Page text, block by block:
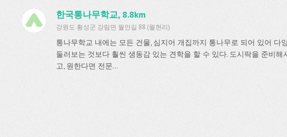
한국통나무학교, 8.8km
강원도 횡성군 강림면 월안길 88 (월현리)
통나무학교 내에는 모든 건물, 심지어 개집까지 통나무로 되어 있어 다
둘러보는 것보다 훨씬 생동감 있는 견학을 할 수 있다. 도시락을 준비해
고, 원한다면 전문...